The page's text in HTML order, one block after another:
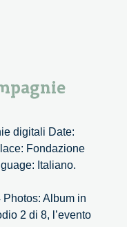
digitali Date:
Fondazione
Italiano.
Album in
2 di 8, l’evento